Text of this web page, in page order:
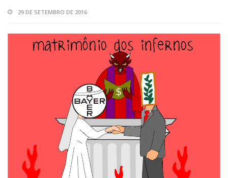
29 DE SETEMBRO DE 2016